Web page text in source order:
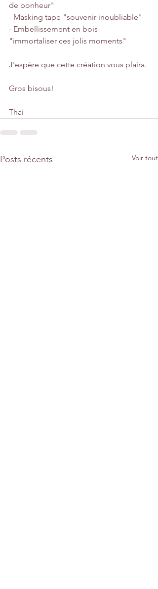
de bonheur"
- Masking tape "souvenir inoubliable"
- Embellissement en bois
"immortaliser ces jolis moments"
J'espère que cette création vous plaira.
Gros bisous!
Thai
Posts récents Voir tout